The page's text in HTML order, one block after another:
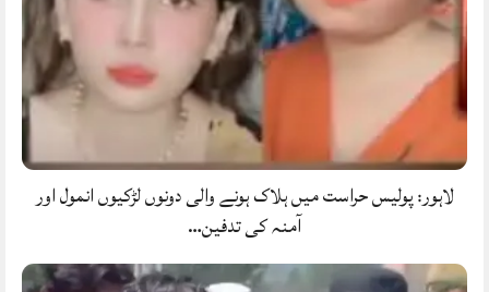
لاہور: پولیس حراست میں ہلاک ہونے والی دونوں لڑکیوں انمول اور
آمنہ کی تدفین…